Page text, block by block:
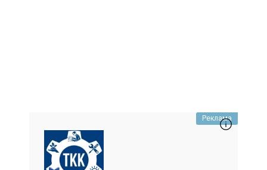
Реклама